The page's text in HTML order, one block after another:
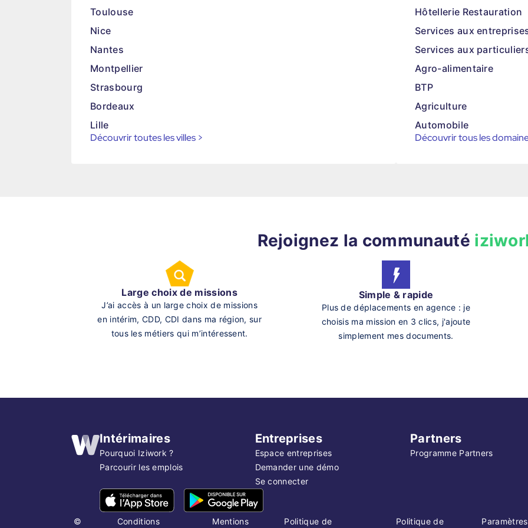
Toulouse
Nice
Nantes
Montpellier
Strasbourg
Bordeaux
Lille
Découvrir toutes les villes >
Hôtellerie Restauration
Services aux
Services aux
Agro-alimentaire
BTP
Agriculture
Automobile
Découvrir tous les
Rejoignez la communauté
Large choix de missions
J’ai accès à un large choix de missions
en intérim, CDD, CDI dans ma région, sur
tous les métiers qui m’intéressent.
Simple & rapide
Plus de déplacements en agence : je
choisis ma mission en 3 clics, j'ajoute
simplement mes documents.
Intérimaires
Pourquoi Iziwork ?
Parcourir les emplois
Entreprises
Espace entreprises
Demander une démo
Se connecter
Partners
Programme Partners
© Conditions Mentions Politique de Politique de